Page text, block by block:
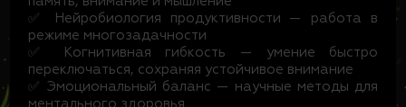
✅ Нейробиология продуктивности — работа в
режиме многозадачности
✅ Когнитивная гибкость — умение быстро
переключаться, сохраняя устойчивое внимание
✅ Эмоциональный баланс — научные методы для
ментального здоровья